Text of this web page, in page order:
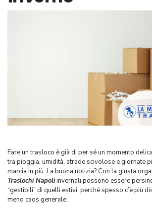
Fare un trasloco è già di per sé un momento
tra pioggia, umidità, strade scivolose e giornate
marcia in più. La buona notizia? Con la giusta
Traslochi Napoliinvernali possono essere
“gestibili” di quelli estivi, perché spesso c’è più
meno caos generale.